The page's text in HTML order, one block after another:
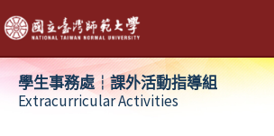
跳
至
主
學生事務處┆課外活動指導組
Extracurricular Activities